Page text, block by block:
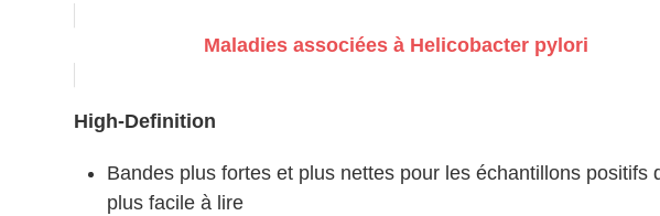
Maladies associées à Helicobacter pylori
High-Definition
Bandes plus fortes et plus nettes pour les échantillons positifs
plus facile à lire